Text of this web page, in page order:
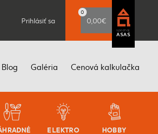
Prihlásiť sa
0
0,00€
spoznaj
ASAS
Blog Galéria Cenová kalkulačka
ELEKTRO HOBBY